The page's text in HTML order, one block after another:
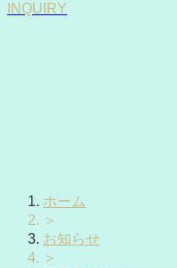
INQUIRY
ホーム
＞
お知らせ
＞